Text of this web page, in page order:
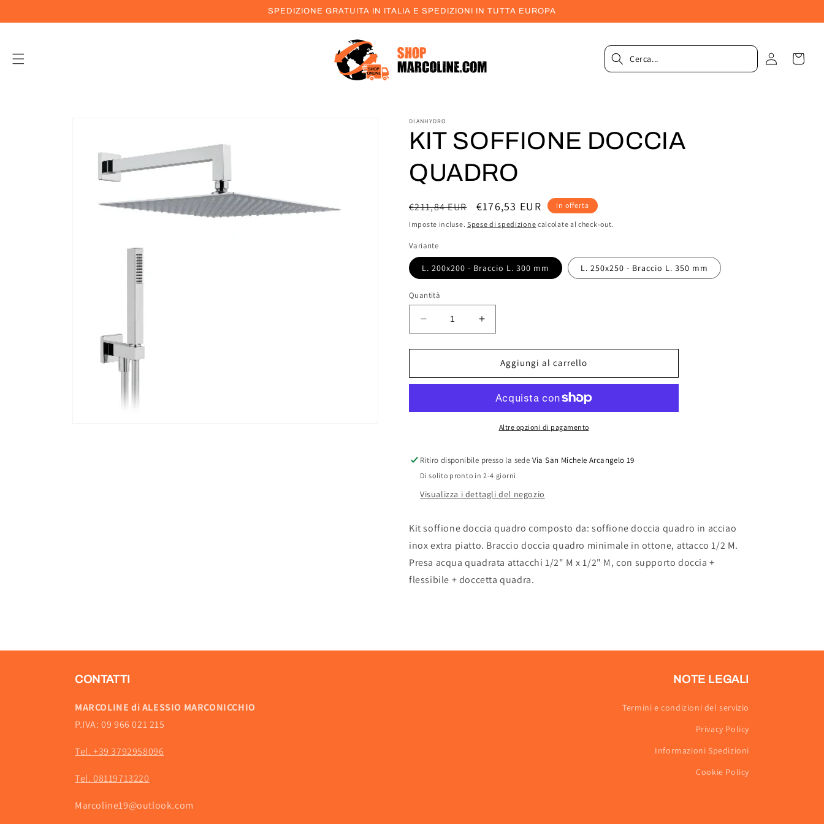
ai contenuti
SPEDIZIONE GRATUITA IN ITALIA E SPEDIZIONI IN TUTTA EUROPA
Accedi
DIANHYDRO
KIT SOFFIONE DOCCIA
QUADRO
Prezzo
di
listino
€211,84 EUR
Prezzo
scontato
€176,53 EUR In offerta
Imposte incluse. Spese di spedizione calcolate al check-out.
Variante
L. 200x200 - Braccio L. 300 mm L. 250x250 - Braccio L. 350 mm
Quantità
Diminuisci
quantità
per
SOFFIONE
Aumenta
quantità
per
SOFFIONE
QUADRO
Aggiungi al carrello
Altre opzioni di pagamento
Ritiro disponibile presso la sede Via San Michele Arcangelo 19
Di solito pronto in 2-4 giorni
Visualizza i dettagli del negozio
Kit soffione doccia quadro composto da: soffione doccia quadro in acciao
inox extra piatto. Braccio doccia quadro minimale in ottone, attacco 1/2 M.
Presa acqua quadrata attacchi 1/2" M x 1/2" M, con supporto doccia +
flessibile + doccetta quadra.
CONTATTI
MARCOLINE di ALESSIO MARCONICCHIO
P.IVA: 09 966 021 215
Tel. +39 3792958096
Tel. 08119713220
Marcoline19@outlook.com
NOTE LEGALI
Termini e condizioni del servizio
Privacy Policy
Informazioni Spedizioni
Cookie Policy